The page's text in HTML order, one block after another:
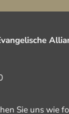
Sie uns wie